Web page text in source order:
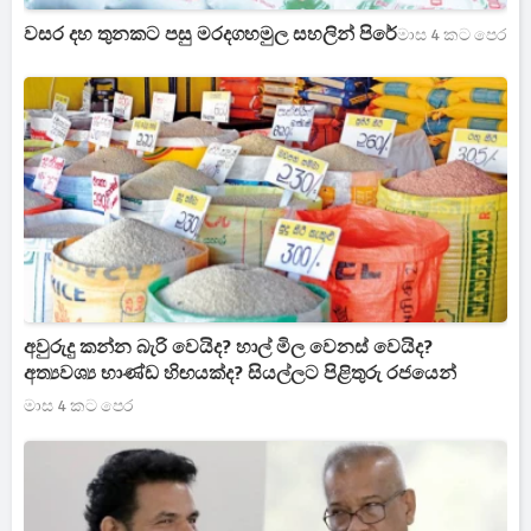
වසර දහ තුනකට පසු මරදගහමුල සහලින් පිරේමාස 4 කට පෙර
අවුරුදු කන්න බැරි වෙයිද? හාල් මිල වෙනස් වෙයිද?
අත්‍යවශ්‍ය භාණ්ඩ හිඟයක්ද? සියල්ලට පිළිතුරු රජයෙන්
මාස 4 කට පෙර